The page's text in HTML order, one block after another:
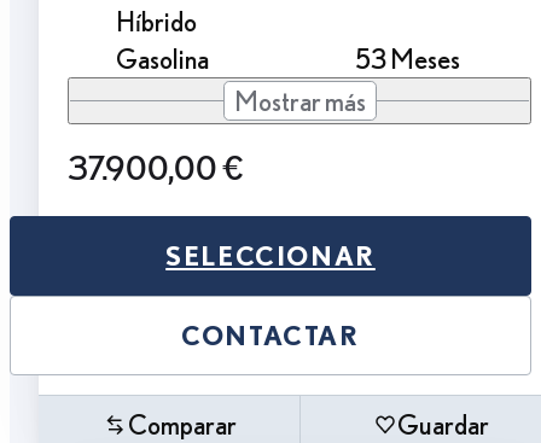
Híbrido
Gasolina
53 Meses
Mostrar más
37.900,00 €
SELECCIONAR
CONTACTAR
Comparar Guardar